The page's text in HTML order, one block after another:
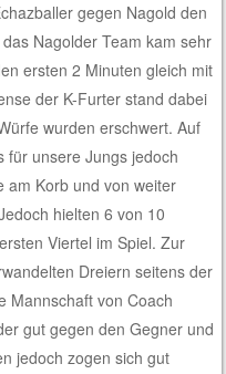
gegen Nagold den
Nagolder Team kam sehr
ersten 2 Minuten gleich mit
der K-Furter stand dabei
wurden erschwert. Auf
für unsere Jungs jedoch
am Korb und von weiter
hielten 6 von 10
Viertel im Spiel. Zur
Dreiern seitens der
Mannschaft von Coach
gut gegen den Gegner und
jedoch zogen sich gut